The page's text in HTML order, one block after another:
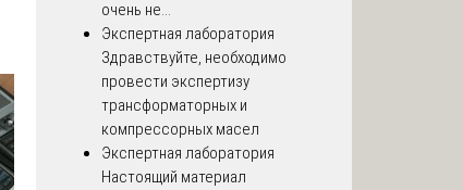
очень не...
Экспертная лаборатория
Здравствуйте, необходимо
провести экспертизу
трансформаторных и
компрессорных масел
Экспертная лаборатория
Настоящий материал